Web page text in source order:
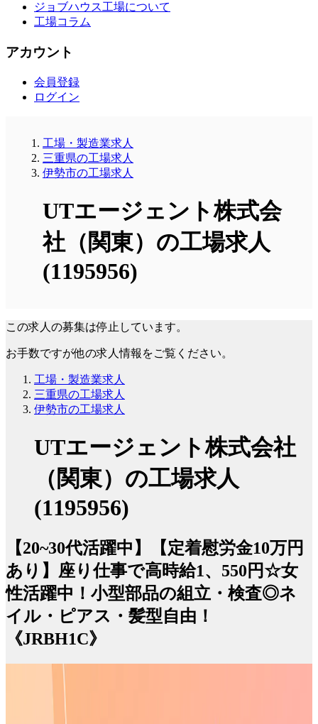
ジョブハウス工場について
工場コラム
アカウント
会員登録
ログイン
工場・製造業求人
三重県の工場求人
伊勢市の工場求人
UTエージェント株式会
社（関東）の工場求人
(1195956)
この求人の募集は停止しています。
お手数ですが他の求人情報をご覧ください。
工場・製造業求人
三重県の工場求人
伊勢市の工場求人
UTエージェント株式会社
（関東）の工場求人
(1195956)
【20~30代活躍中】【定着慰労金10万円
あり】座り仕事で高時給1、550円☆女
性活躍中！小型部品の組立・検査◎ネ
イル・ピアス・髪型自由！
《JRBH1C》